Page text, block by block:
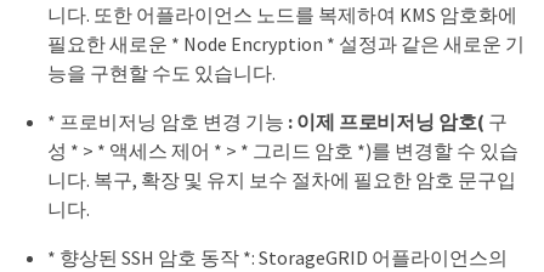
니다. 또한 어플라이언스 노드를 복제하여 KMS 암호화에
필요한 새로운 * Node Encryption * 설정과 같은 새로운 기
능을 구현할 수도 있습니다.
* 프로비저닝 암호 변경 기능 : 이제 프로비저닝 암호( 구
성 * > * 액세스 제어 * > * 그리드 암호 *)를 변경할 수 있습
니다. 복구, 확장 및 유지 보수 절차에 필요한 암호 문구입
니다.
* 향상된 SSH 암호 동작 *: StorageGRID 어플라이언스의